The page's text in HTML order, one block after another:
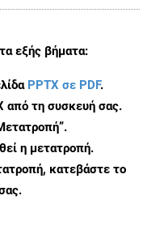
εξής βήματα:
PPTX σε PDF.
από τη συσκευή σας.
.
η μετατροπή.
κατεβάστε το